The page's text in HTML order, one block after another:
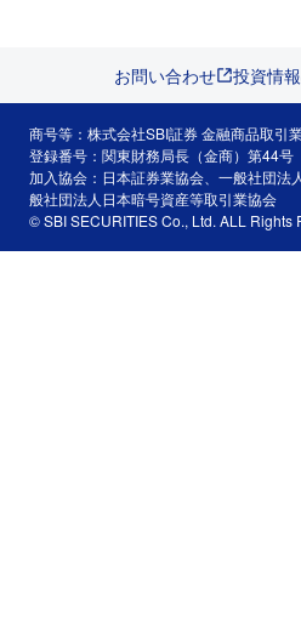
お問い合わせ 投資情
商号等：株式会社SBI証券 金融商品取引
登録番号：関東財務局長（金商）第44号
加入協会：日本証券業協会、一般社団法
般社団法人日本暗号資産等取引業協会
© SBI SECURITIES Co., Ltd. ALL Rights